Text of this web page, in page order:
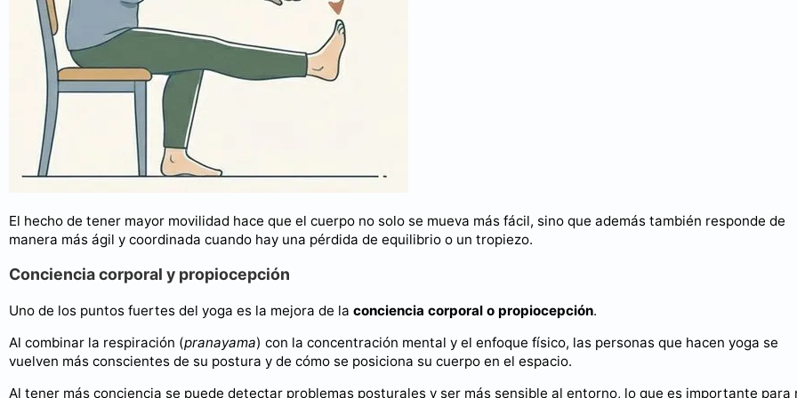
El hecho de tener mayor movilidad hace que el cuerpo no solo se mueva más fácil, sino que además también responde de
manera más ágil y coordinada cuando hay una pérdida de equilibrio o un tropiezo.
Conciencia corporal y propiocepción
Uno de los puntos fuertes del yoga es la mejora de la conciencia corporal o propiocepción.
Al combinar la respiración (pranayama) con la concentración mental y el enfoque físico, las personas que hacen yoga se
vuelven más conscientes de su postura y de cómo se posiciona su cuerpo en el espacio.
Al tener más conciencia se puede detectar problemas posturales y ser más sensible al entorno, lo que es importante para